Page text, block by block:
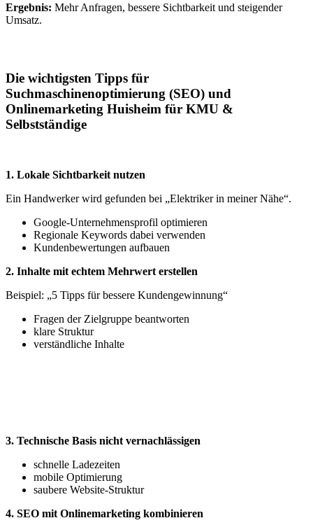
Ergebnis: Mehr Anfragen, bessere Sichtbarkeit und steigender
Umsatz.
Die wichtigsten Tipps für
Suchmaschinenoptimierung (SEO) und
Onlinemarketing Huisheim für KMU &
Selbstständige
1. Lokale Sichtbarkeit nutzen
Ein Handwerker wird gefunden bei „Elektriker in meiner Nähe“.
Google-Unternehmensprofil optimieren
Regionale Keywords dabei verwenden
Kundenbewertungen aufbauen
2. Inhalte mit echtem Mehrwert erstellen
Beispiel: „5 Tipps für bessere Kundengewinnung“
Fragen der Zielgruppe beantworten
klare Struktur
verständliche Inhalte
3. Technische Basis nicht vernachlässigen
schnelle Ladezeiten
mobile Optimierung
saubere Website-Struktur
4. SEO mit Onlinemarketing kombinieren